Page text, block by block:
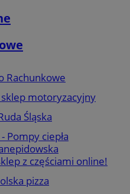
Rachunkowe
motoryzacyjny
Śląska
Pompy ciepła
z częściami online!
pizza